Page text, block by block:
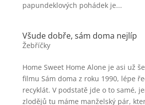
papundeklových pohádek je...
Všude dobře, sám doma nejlíp
Žebříčky
Home Sweet Home Alone je asi už
filmu Sám doma z roku 1990, lépe
recyklát. V podstatě jde o to samé,
zlodějů tu máme manželský pár,